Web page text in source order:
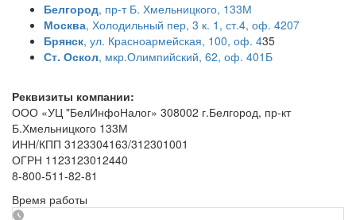
Белгород, пр-т Б. Хмельницкого, 133М
Москва, Холодильный пер, 3 к. 1, ст.4, оф. 4207
Брянск, ул. Красноармейская, 100, оф. 435
Ст. Оскол, мкр.Олимпийский, 62, оф. 401Б
Реквизиты компании:
ООО «УЦ "БелИнфоНалог» 308002 г.Белгород, пр-кт
Б.Хмельницкого 133М
ИНН/КПП 3123304163/312301001
ОГРН 1123123012440
8-800-511-82-81
Время работы